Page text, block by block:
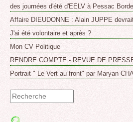
des journées d'été d'EELV à Pessac
Affaire DIEUDONNE : Alain JUPPE
J'ai été volontaire et après ?
Mon CV Politique
RENDRE COMPTE - REVUE DE
Portrait " Le Vert au front" par Maryan
Formulaire